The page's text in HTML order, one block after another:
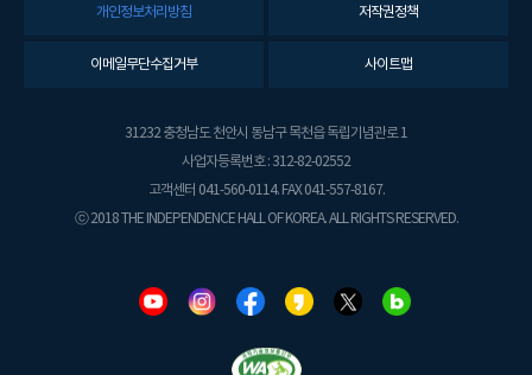
개인정보처리방침 저작권정책
이메일무단수집거부 사이트맵
31232 충청남도 천안시 동남구 목천읍 독립기념관로 1
사업자등록번호 : 312-82-02552
고객센터 041-560-0114. FAX 041-557-8167.
ⓒ 2018 THE INDEPENDENCE HALL OF KOREA. ALL RIGHTS RESERVED.